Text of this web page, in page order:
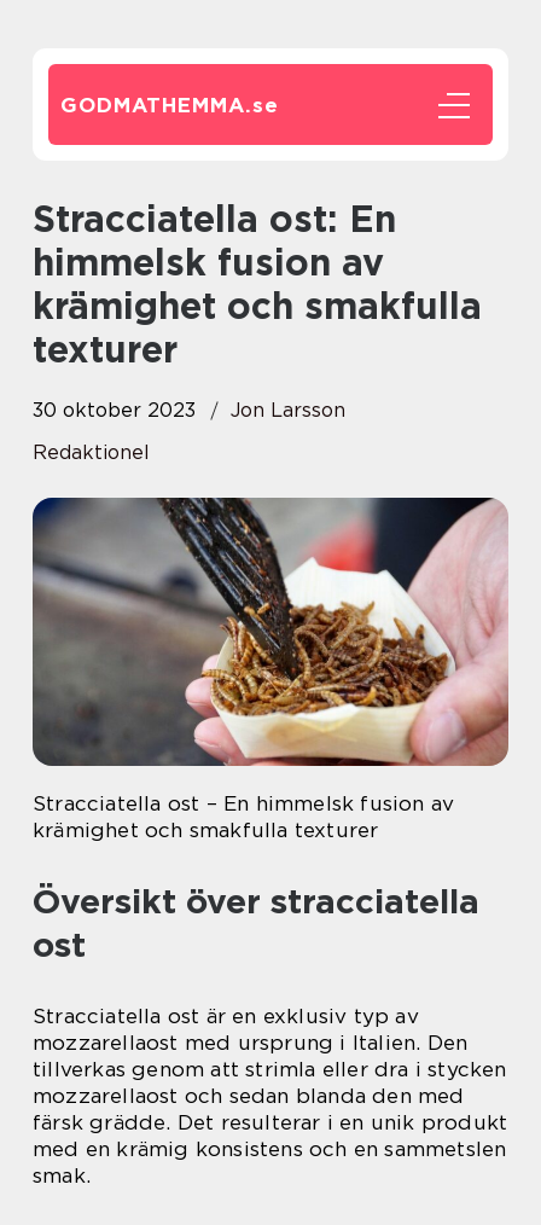
GODMATHEMMA.se
Stracciatella ost: En
himmelsk fusion av
krämighet och smakfulla
texturer
30 oktober 2023
Jon Larsson
Redaktionel
Stracciatella ost – En himmelsk fusion av
krämighet och smakfulla texturer
Översikt över stracciatella
ost
Stracciatella ost är en exklusiv typ av
mozzarellaost med ursprung i Italien. Den
tillverkas genom att strimla eller dra i stycken
mozzarellaost och sedan blanda den med
färsk grädde. Det resulterar i en unik produkt
med en krämig konsistens och en sammetslen
smak.